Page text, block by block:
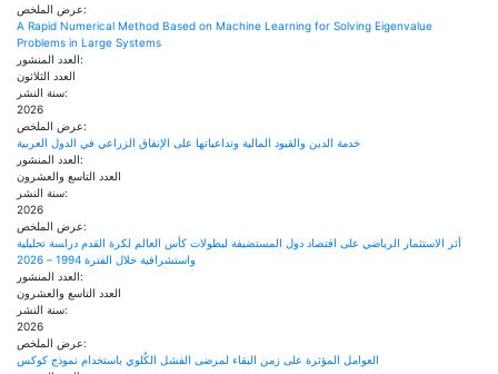
عرض الملخص:
A Rapid Numerical Method Based on Machine Learning for Solving Eigenvalue
Problems in Large Systems
العدد المنشور:
العدد الثلاثون
سنة النشر:
2026
عرض الملخص:
خدمة الدين والقيود المالية وتداعياتها على الإنفاق الزراعي في الدول العربية
العدد المنشور:
العدد التاسع والعشرون
سنة النشر:
2026
عرض الملخص:
أثر الاستثمار الرياضي على اقتصاد دول المستضيفة لبطولات كأس العالم لكرة القدم دراﺴﺔ تحليلية
واستشرافية خلال الفترة 1994 – 2026
العدد المنشور:
العدد التاسع والعشرون
سنة النشر:
2026
عرض الملخص:
العوامل المؤثرة على زمن البقاء لمرضى الفشل الكُلوي باستخدام نموذج كوكس